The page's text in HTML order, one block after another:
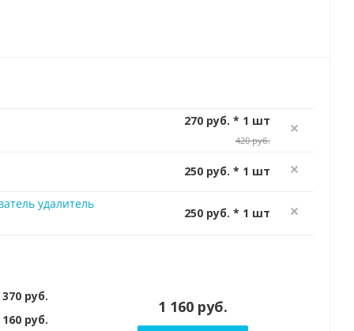
270 руб. * 1 шт
420 руб.
250 руб. * 1 шт
удалитель
250 руб. * 1 шт
370 руб.
160 руб.
1 160 руб.